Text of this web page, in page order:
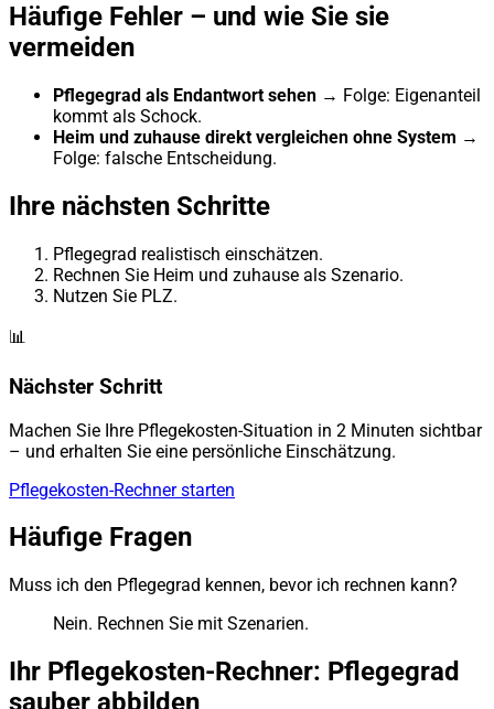
Häufige Fehler – und wie Sie sie
vermeiden
Pflegegrad als Endantwort sehen → Folge: Eigenanteil
kommt als Schock.
Heim und zuhause direkt vergleichen ohne System →
Folge: falsche Entscheidung.
Ihre nächsten Schritte
Pflegegrad realistisch einschätzen.
Rechnen Sie Heim und zuhause als Szenario.
Nutzen Sie PLZ.
📊
Nächster Schritt
Machen Sie Ihre Pflegekosten-Situation in 2 Minuten sichtbar
– und erhalten Sie eine persönliche Einschätzung.
Pflegekosten-Rechner starten
Häufige Fragen
Muss ich den Pflegegrad kennen, bevor ich rechnen kann?
Nein. Rechnen Sie mit Szenarien.
Ihr Pflegekosten-Rechner: Pflegegrad
sauber abbilden